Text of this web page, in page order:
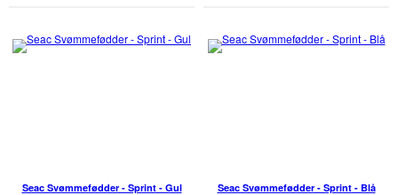
Seac Svømmefødder - Sprint - Gul Seac Svømmefødder - Sprint - Blå